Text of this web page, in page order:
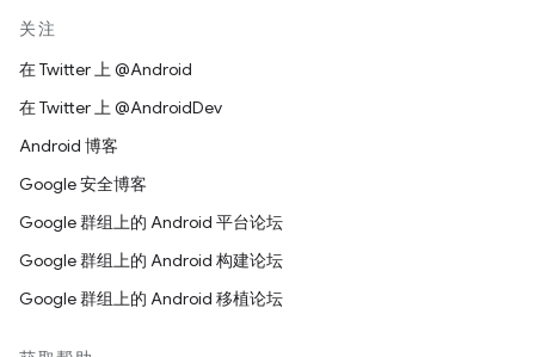
关注
在 Twitter 上 @Android
在 Twitter 上 @AndroidDev
Android 博客
Google 安全博客
Google 群组上的 Android 平台论坛
Google 群组上的 Android 构建论坛
Google 群组上的 Android 移植论坛